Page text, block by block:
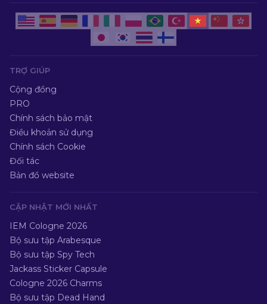
TRỢ GIÚP
Cộng đồng
PRO
Chính sách bảo mật
Điều khoản sử dụng
Chính sách Cookie
Đối tác
Bản đồ website
CẬP NHẬT MỚI NHẤT
IEM Cologne 2026
Bộ sưu tập Arabesque
Bộ sưu tập Spy Tech
Jackass Sticker Capsule
Cologne 2026 Charms
Bộ sưu tập Dead Hand